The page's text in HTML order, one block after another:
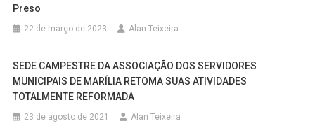
Preso
22 de março de 2023 Alan Teixeira
SEDE CAMPESTRE DA ASSOCIAÇÃO DOS SERVIDORES
MUNICIPAIS DE MARÍLIA RETOMA SUAS ATIVIDADES
TOTALMENTE REFORMADA
23 de agosto de 2021 Alan Teixeira